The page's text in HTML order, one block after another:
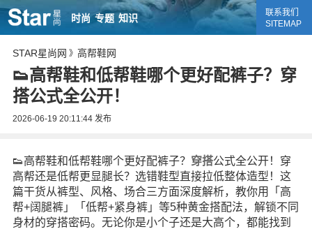
时尚 专题 知识
联系我们
SITEMAP
STAR星尚网 》 高帮鞋网
👟高帮鞋和低帮鞋哪个更好配裤子？穿
搭公式全公开！
2026-06-19 20:11:44发布
👟高帮鞋和低帮鞋哪个更好配裤子？ 穿搭公式全公开！穿
高帮还是低帮更显腿长？选错鞋型直接拉低整体造型！这
篇干货从裤型、风格、场合三方面深度解析，教你用「高
帮+阔腿裤」「低帮+紧身裤」等5种黄金搭配法，解锁不同
身材的穿搭密码。无论你是小个子还是大高个，都能找到